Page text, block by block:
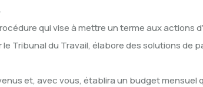
qui vise à mettre un terme aux actions
le Tribunal du Travail, élabore des solutions
et, avec vous, établira un budget